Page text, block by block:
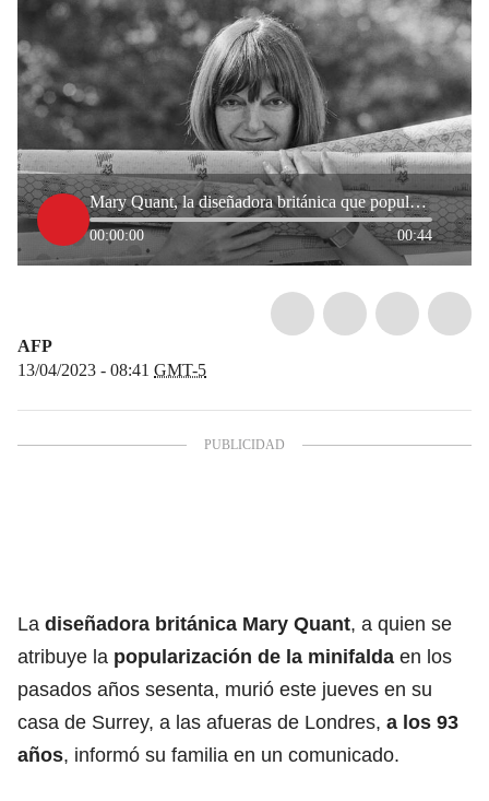
Mary Quant, la diseñadora británica que popularizó la minifalda, murió a los 93 años
00:00:00 00:44
AFP
13/04/2023 - 08:41 GMT-5
La diseñadora británica Mary Quant, a quien se
atribuye la popularización de la minifalda en los
pasados años sesenta, murió este jueves en su
casa de Surrey, a las afueras de Londres, a los 93
años, informó su familia en un comunicado.